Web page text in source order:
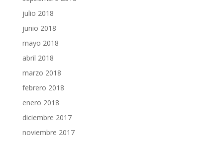
julio 2018
junio 2018
mayo 2018
abril 2018
marzo 2018
febrero 2018
enero 2018
diciembre 2017
noviembre 2017